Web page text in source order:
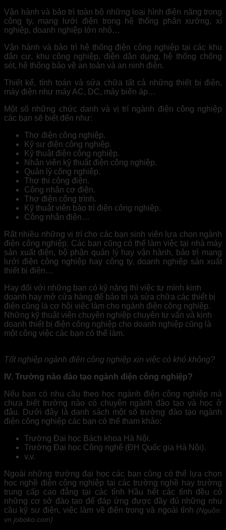
Vận hành và bảo trì toàn bộ những loại hình điện năng trong
công ty, mạng lưới điện trong hệ thống phân xưởng, xí
nghiệp, doanh nghiệp lớn nhỏ…
Vận hành và bảo trì hệ thống điện công nghiệp tại các khu
dân cư, khu công nghiệp, điện dân dụng, hệ thống chống
sét, hệ thống bảo vệ an toàn và an ninh điện.
Thiết kế, tính toán và sửa chữa tất cả những thiết bị điện,
máy điện như máy AC, DC, máy biến áp…
Một số những chức danh và vị trí ngành điện công nghiệp
các bạn sẽ biết đến như:
Thợ điện công nghiệp.
Kỹ sư điện công nghiệp.
Kỹ thuật điện công nghiệp.
Nhân viên kỹ thuật điện công nghiệp.
Quản lý công nghiệp.
Thợ thi công điện.
Công nhân cơ điện.
Thợ điện công trình.
Kỹ thuật viên bảo trì điện công nghiệp.
Công nhân điện…
Rất nhiều những vị trí cho các bạn sinh viên lựa chọn ngành
điện công nghiệp. Các bạn cũng có thể làm việc tại nhà máy
sản xuất điện, bộ phận quản lý hay vận hành, bảo trì mạng
lưới điện công nghiệp hay công ty, doanh nghiệp sản xuất
thiết bị điện…
Hay đối với những bạn có kỹ năng thì việc tự mình kinh
doanh hay mở cửa hàng để bảo trì và sửa chữa các thiết bị
điện cũng là cơ hội việc làm cho ngành điện công nghiệp.
Những kỹ thuật viên chuyên nghiệp chuyên tư vấn và kinh
doanh thiết bị điện công nghiệp cho doanh nghiệp cũng là
một công việc các bạn có thể làm.
Tốt nghiệp ngành điện công nghiệp xin việc có khó không?
IV. Trường nào đào tạo ngành điện công nghiệp?
Nếu bạn có nhu cầu theo học ngành điện công nghiệp mà
chưa biết trường nào có chuyên ngành đào tạo và học ở
đâu. Dưới đây là danh sách một số trường đào tạo ngành
điện công nghiệp các bạn có thể tham khảo:
Trường Đại học Bách khoa Hà Nội.
Trường Đại học Công nghệ (ĐH Quốc gia Hà Nội).
v.v.
Ngoài những trường đại học các bạn cũng có thể lựa chọn
học nghề điện công nghiệp tại các trường nghề hay trường
trung cấp cao đẳng tại các tỉnh Hầu hết các tỉnh đều có
những cơ sở đào tạo để đáp ứng được đầy đủ những nhu
cầu kỹ sư điện, việc làm về điện trong và ngoài tỉnh (Nguồn:
vn.joboko.com)